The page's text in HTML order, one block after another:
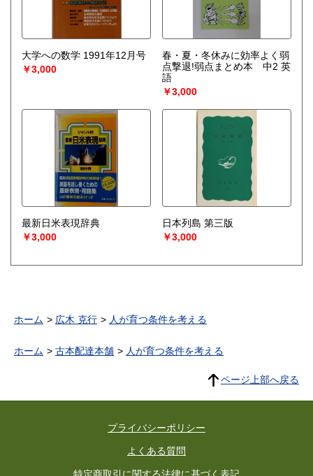
大学への数学 1991年12月号
￥3,000
春・夏・冬休みに効率よく弱
点撃退!弱点まとめ本 中2 英
語
￥3,000
最新日米表現辞典
￥3,000
日本列島 第三版
￥3,000
ホーム 広木 克行 人が育つ条件を考える
ホーム 古本配達本舗 人が育つ条件を考える
ページ上部へ戻る
プライバシーポリシー
よくある質問